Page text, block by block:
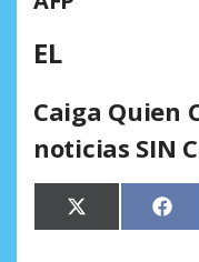
EL
Caiga Quien
noticias SIN
Compartir
en
X
(Twitter) en